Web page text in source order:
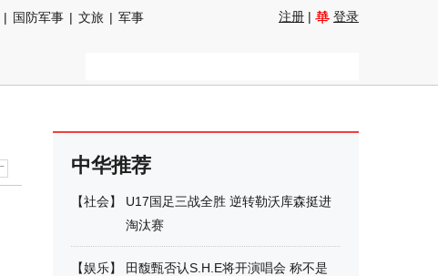
| 国防军事 | 文旅 | 军事
注册 | 登录
中华推荐
【社会】
U17国足三战全胜 逆转勒沃库森挺进
淘汰赛
【娱乐】
田馥甄否认S.H.E将开演唱会 称不是